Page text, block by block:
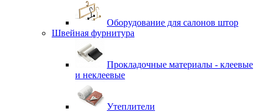
Оборудование для салонов штор
Швейная фурнитура
Прокладочные материалы - клеевые
и неклеевые
Утеплители